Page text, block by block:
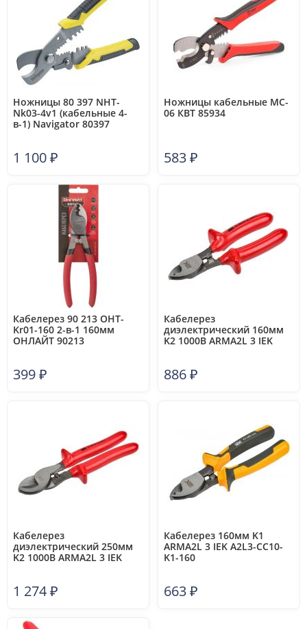
Ножницы 80 397 NHT-
Nk03-4v1 (кабельные 4-
в-1) Navigator 80397
1 100₽
Ножницы кабельные MC-
06 КВТ 85934
583₽
Кабелерез 90 213 OHT-
Kr01-160 2-в-1 160мм
ОНЛАЙТ 90213
399₽
Кабелерез
диэлектрический 160мм
K2 1000В ARMA2L 3 IEK
886₽
Кабелерез
диэлектрический 250мм
K2 1000В ARMA2L 3 IEK
1 274₽
Кабелерез 160мм K1
ARMA2L 3 IEK A2L3-CC10-
K1-160
663₽